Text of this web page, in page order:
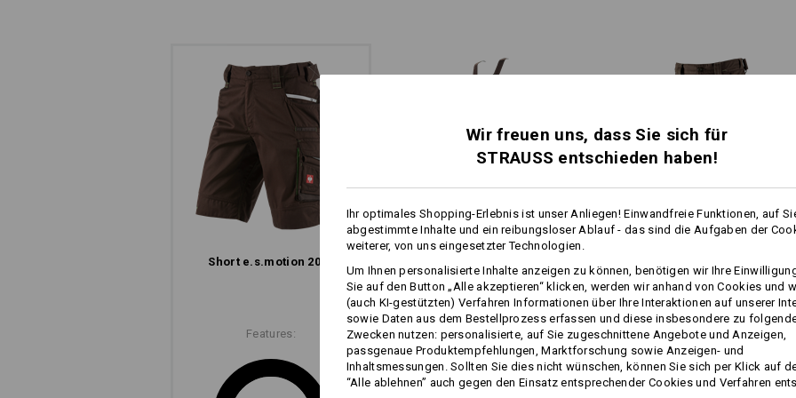
/
Trocknen im Trockner
Chemische Reinigung mit
Perchlorethylen möglich
Personalisierung:
Selbst gestalten
WORKERTASCHEN –
EINFACH ANKLETTEN
Breite Gürtelschlaufen mit Klett-Element, speziell zur direkten
Befestigung der e.s.motion 2020 Workertaschen
NOCH MEHR PLATZ
Die separat erhältlichen Werkzeugtaschen sind die perfekte
und schaffen mehr Platz für Ihr Werkzeug!
1 / 2
Short e.s.​motion 2020
Features:
2020
Gleiche Features: Gleiche Features:
Wir freuen uns, dass Sie sich für
STRAUSS entschieden haben!
Ihr optimales Shopping-Erlebnis ist unser Anliegen! Einwandfreie Funktionen, auf
abgestimmte Inhalte und ein reibungsloser Ablauf - das sind die Aufgaben der
weiterer, von uns eingesetzter Technologien.
Um Ihnen personalisierte Inhalte anzeigen zu können, benötigen wir Ihre
Sie auf den Button „Alle akzeptieren“ klicken, werden wir anhand von Cookies und
(auch KI-gestützten) Verfahren Informationen über Ihre Interaktionen auf unserer
sowie Daten aus dem Bestellprozess erfassen und diese insbesondere zu
Zwecken nutzen: personalisierte, auf Sie zugeschnittene Angebote und Anzeigen,
passgenaue Produktempfehlungen, Marktforschung sowie Anzeigen- und
Inhaltsmessungen. Sollten Sie dies nicht wünschen, können Sie sich per Klick auf
“Alle ablehnen” auch gegen den Einsatz entsprechender Cookies und Verfahren